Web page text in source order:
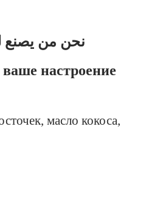
نحن من يصنع
настроение
масло кокоса,
– масло «королева
омолжения и